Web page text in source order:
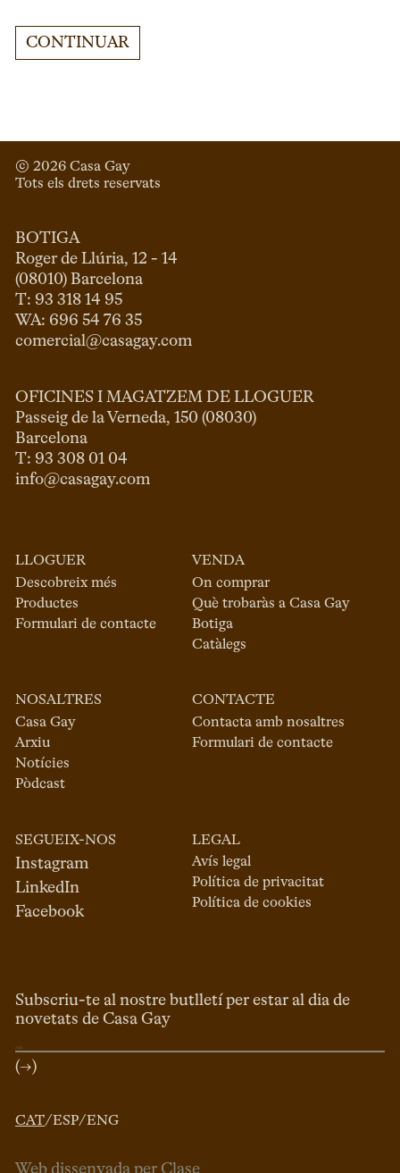
CONTINUAR
© 2026 Casa Gay
Tots els drets reservats
BOTIGA
Roger de Llúria, 12 - 14
(08010) Barcelona
T: 93 318 14 95
comercial@casagay.com
OFICINES I MAGATZEM DE LLOGUER
Passeig de la Verneda, 150 (08030)
Barcelona
info@casagay.com
LLOGUER
Descobreix més
Productes
Formulari de contacte
VENDA
On comprar
Què trobaràs a Casa Gay
Botiga
Catàlegs
NOSALTRES
Casa Gay
Arxiu
Notícies
Pòdcast
CONTACTE
Contacta amb nosaltres
Formulari de contacte
SEGUEIX-NOS
Instagram
LinkedIn
Facebook
LEGAL
Avís legal
Política de privacitat
Política de cookies
CAT/ESP/ENG
Subscriu-te al nostre butlletí per estar al dia de
novetats de Casa Gay
(→)
Web dissenyada per Clase